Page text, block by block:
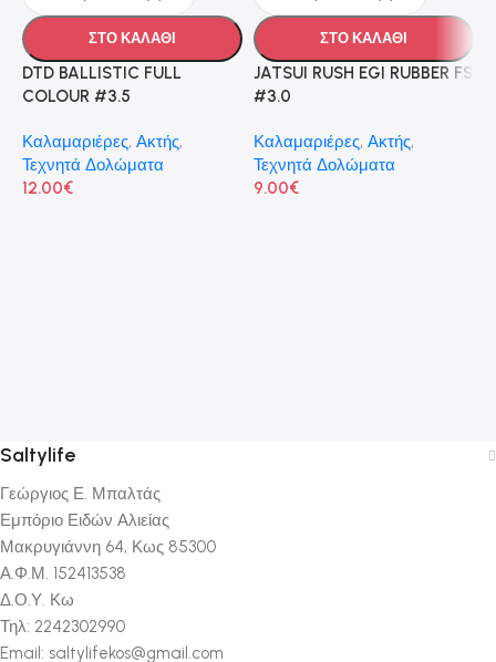
ΣΤΟ ΚΑΛΑΘΙ
DTD BALLISTIC FULL
COLOUR #3.5
Καλαμαριέρες, Ακτής,
Τεχνητά Δολώματα
12.00€
ΣΤΟ ΚΑΛΑΘΙ
JATSUI RUSH EGI RUBBER FS
#3.0
Καλαμαριέρες, Ακτής,
Τεχνητά Δολώματα
9.00€
Saltylife
Γεώργιος Ε. Μπαλτάς
Εμπόριο Ειδών Αλιείας
Μακρυγιάννη 64, Κως 85300
Α.Φ.Μ. 152413538
Δ.Ο.Υ. Κω
Τηλ: 2242302990
Email: saltylifekos@gmail.com